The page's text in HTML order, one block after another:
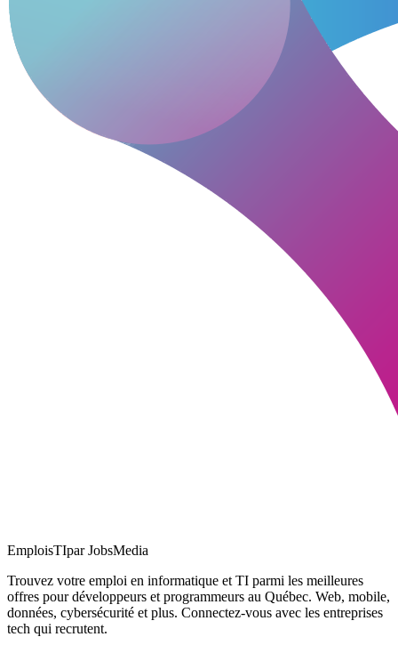
EmploisTIpar JobsMedia
Trouvez votre emploi en informatique et TI parmi les meilleures
offres pour développeurs et programmeurs au Québec. Web, mobile,
données, cybersécurité et plus. Connectez-vous avec les entreprises
tech qui recrutent.